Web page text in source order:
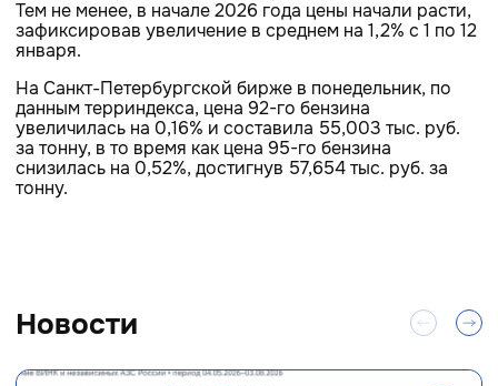
Тем не менее, в начале 2026 года цены начали расти,
зафиксировав увеличение в среднем на 1,2% с 1 по 12
января.
На Санкт-Петербургской бирже в понедельник, по
данным терриндекса, цена 92-го бензина
увеличилась на 0,16% и составила 55,003 тыс. руб.
за тонну, в то время как цена 95-го бензина
снизилась на 0,52%, достигнув 57,654 тыс. руб. за
тонну.
Новости